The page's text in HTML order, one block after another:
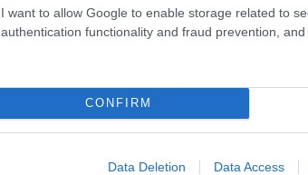
I want to allow Google to enable storage related to
authentication functionality and fraud prevention, and
CONFIRM
Data Deletion Data Access